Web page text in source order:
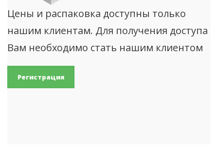
Цены и распаковка доступны только
нашим клиентам. Для получения доступа
Вам необходимо стать нашим клиентом
Регистрация